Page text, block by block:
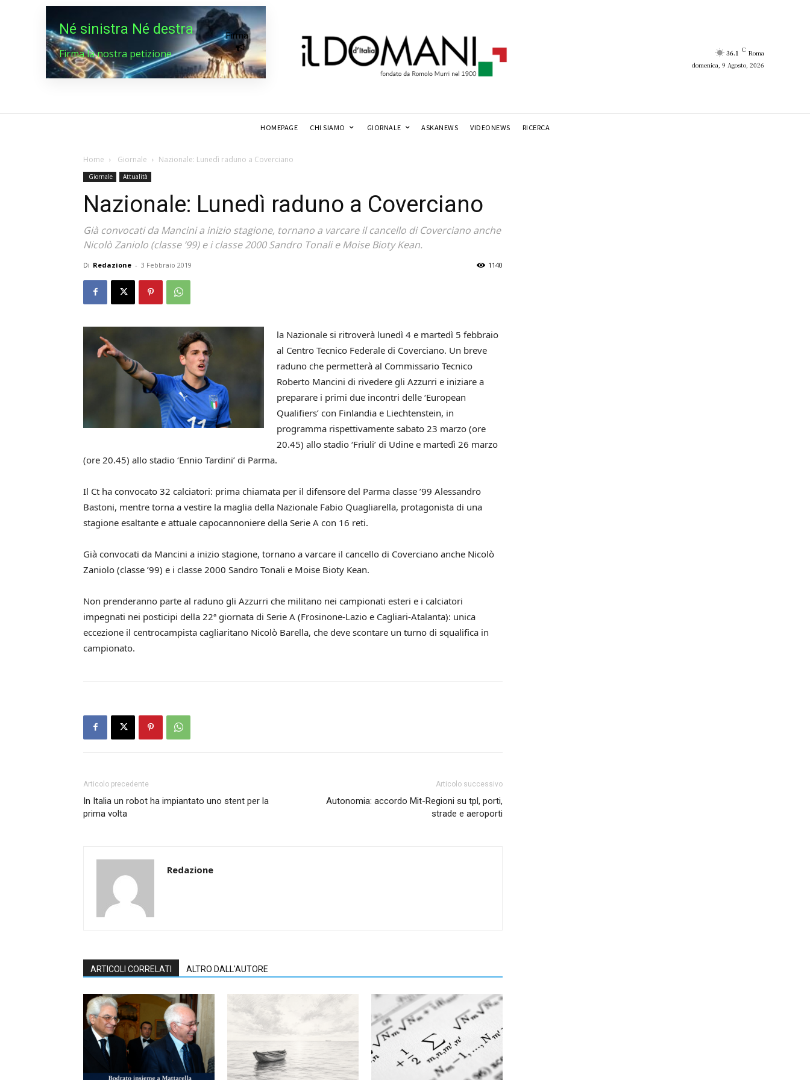
Né sinistra Né destra
Firma la nostra petizione
Firma
36.1 C Roma
domenica, 9 Agosto, 2026
HOMEPAGE CHI SIAMO GIORNALE ASKANEWS VIDEONEWS RICERCA
Home Giornale Nazionale: Lunedì raduno a Coverciano
Giornale Attualità
Nazionale: Lunedì raduno a Coverciano
Già convocati da Mancini a inizio stagione, tornano a varcare il cancello di Coverciano anche
Nicolò Zaniolo (classe ’99) e i classe 2000 Sandro Tonali e Moise Bioty Kean.
Di Redazione - 3 Febbraio 2019 1140
la Nazionale si ritroverà lunedì 4 e martedì 5 febbraio
al Centro Tecnico Federale di Coverciano. Un breve
raduno che permetterà al Commissario Tecnico
Roberto Mancini di rivedere gli Azzurri e iniziare a
preparare i primi due incontri delle ‘European
Qualifiers’ con Finlandia e Liechtenstein, in
programma rispettivamente sabato 23 marzo (ore
20.45) allo stadio ‘Friuli’ di Udine e martedì 26 marzo
(ore 20.45) allo stadio ‘Ennio Tardini’ di Parma.
Il Ct ha convocato 32 calciatori: prima chiamata per il difensore del Parma classe ’99 Alessandro
Bastoni, mentre torna a vestire la maglia della Nazionale Fabio Quagliarella, protagonista di una
stagione esaltante e attuale capocannoniere della Serie A con 16 reti.
Già convocati da Mancini a inizio stagione, tornano a varcare il cancello di Coverciano anche Nicolò
Zaniolo (classe ’99) e i classe 2000 Sandro Tonali e Moise Bioty Kean.
Non prenderanno parte al raduno gli Azzurri che militano nei campionati esteri e i calciatori
impegnati nei posticipi della 22ª giornata di Serie A (Frosinone-Lazio e Cagliari-Atalanta): unica
eccezione il centrocampista cagliaritano Nicolò Barella, che deve scontare un turno di squalifica in
campionato.
Articolo precedente
In Italia un robot ha impiantato uno stent per la
prima volta
Articolo successivo
Autonomia: accordo Mit-Regioni su tpl, porti,
strade e aeroporti
Redazione
ARTICOLI CORRELATI ALTRO DALL'AUTORE